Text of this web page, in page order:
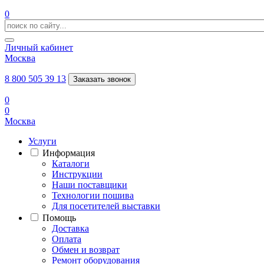
0
Личный кабинет
Москва
8 800 505 39 13 Заказать звонок
0
0
Москва
Услуги
Информация
Каталоги
Инструкции
Наши поставщики
Технологии пошива
Для посетителей выставки
Помощь
Доставка
Оплата
Обмен и возврат
Ремонт оборудования